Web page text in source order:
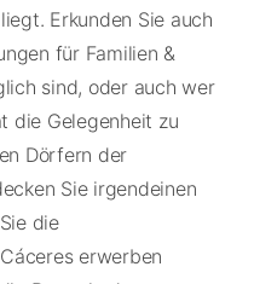
Erkunden Sie auch
für Familien &
sind, oder auch wer
die Gelegenheit zu
Dörfern der
Sie irgendeinen
die
erwerben